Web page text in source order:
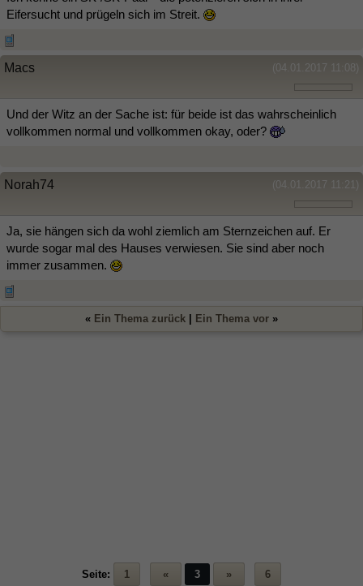
Eifersucht und prügeln sich im Streit.
(04.01.2017 11:08)
Macs
Und der Witz an der Sache ist: für beide ist das wahrscheinlich
vollkommen normal und vollkommen okay, oder?
(04.01.2017 11:21)
Norah74
Ja, sie hängen sich da wohl ziemlich am Sternzeichen auf. Er
wurde sogar mal des Hauses verwiesen. Sie sind aber noch
immer zusammen.
« Ein Thema zurück Ein Thema vor »
Seite: 1 « 3 » 6